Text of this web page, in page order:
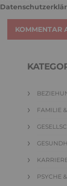
KOMMENTAR
FAMILIE
PSYCHE